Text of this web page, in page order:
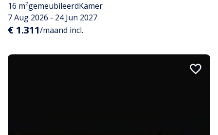
16 m²gemeubileerdKamer
7 Aug 2026 - 24 Jun 2027
€ 1.311/maand incl.